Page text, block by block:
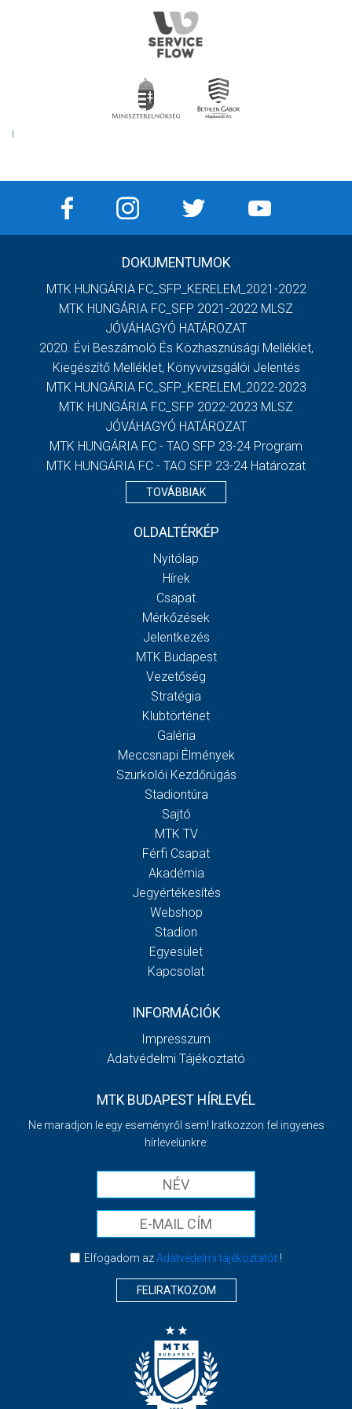
DOKUMENTUMOK
MTK HUNGÁRIA FC_SFP_KERELEM_2021-2022
MTK HUNGÁRIA FC_SFP 2021-2022 MLSZ
JÓVÁHAGYÓ HATÁROZAT
2020. Évi Beszámoló És Közhasznúsági Melléklet,
Kiegészítő Melléklet, Könyvvizsgálói Jelentés
MTK HUNGÁRIA FC_SFP_KERELEM_2022-2023
MTK HUNGÁRIA FC_SFP 2022-2023 MLSZ
JÓVÁHAGYÓ HATÁROZAT
MTK HUNGÁRIA FC - TAO SFP 23-24 Program
MTK HUNGÁRIA FC - TAO SFP 23-24 Határozat
TOVÁBBIAK
OLDALTÉRKÉP
Nyitólap
Hírek
Csapat
Mérkőzések
Jelentkezés
MTK Budapest
Vezetőség
Stratégia
Klubtörténet
Galéria
Meccsnapi Élmények
Szurkolói Kezdőrúgás
Stadiontúra
Sajtó
MTK TV
Férfi Csapat
Akadémia
Jegyértékesítés
Webshop
Stadion
Egyesület
Kapcsolat
INFORMÁCIÓK
Impresszum
Adatvédelmi Tájékoztató
MTK BUDAPEST HÍRLEVÉL
Ne maradjon le egy eseményről sem! Iratkozzon fel ingyenes
hírlevelünkre:
Elfogadom azAdatvédelmi tájékoztatót!
FELIRATKOZOM